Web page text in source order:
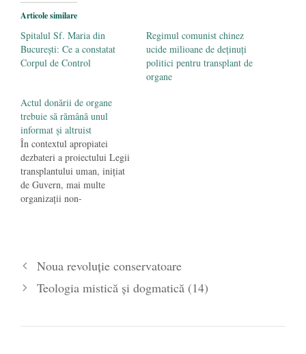
împlinește 140 de ani de la înființare
septembrie 2019
Articole similare
Spitalul Sf. Maria din
București: Ce a constatat
Corpul de Control
Regimul comunist chinez
ucide milioane de deținuți
politici pentru transplant de
organe
Actul donării de organe
trebuie să rămână unul
informat și altruist
În contextul apropiatei
dezbateri a proiectului Legii
transplantului uman, inițiat
de Guvern, mai multe
organizații non-
un Memoriu prin care cer
organe de la donatorul
Noua revoluție conservatoare
Teologia mistică și dogmatică (14)